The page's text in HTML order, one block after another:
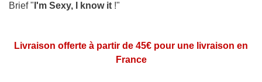
Brief " I'm Sexy, I know it !"
Livraison offerte à partir de 45€ pour une livraison en
France